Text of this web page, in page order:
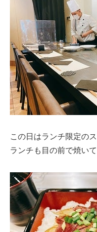
この日はランチ限定の
ランチも目の前で焼いて